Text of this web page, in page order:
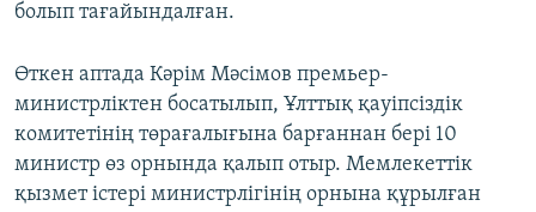
болып тағайындалған.
Өткен аптада Кәрім Мәсімов премьер-
министрліктен босатылып, Ұлттық қауіпсіздік
комитетінің төрағалығына барғаннан бері 10
министр өз орнында қалып отыр. Мемлекеттік
қызмет істері министрлігінің орнына құрылған